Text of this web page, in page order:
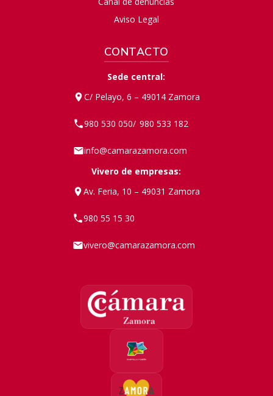
Aviso Legal
CONTACTO
Sede central:
C/ Pelayo, 6 – 49014 Zamora
980 530 050/ 980 533 182
info@camarazamora.com
Vivero de empresas:
Av. Feria, 10 – 49031 Zamora
980 55 15 30
vivero@camarazamora.com